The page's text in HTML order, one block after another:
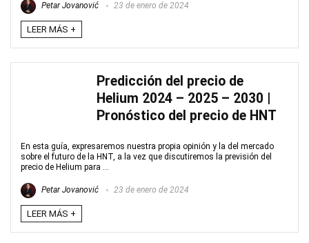
Petar Jovanović 23 de enero de 2024
LEER MÁS +
Predicción del precio de
Helium 2024 – 2025 – 2030 |
Pronóstico del precio de HNT
En esta guía, expresaremos nuestra propia opinión y la del mercado
sobre el futuro de la HNT, a la vez que discutiremos la previsión del
precio de Helium para ...
Petar Jovanović 23 de enero de 2024
LEER MÁS +